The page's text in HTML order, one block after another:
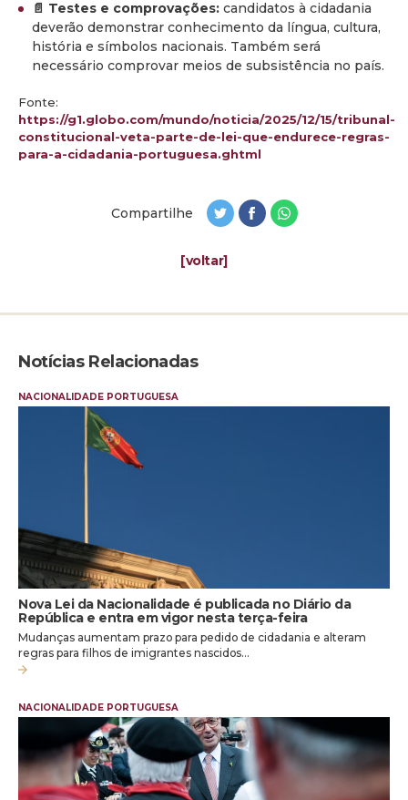
📄 Testes e comprovações: candidatos à cidadania
deverão demonstrar conhecimento da língua, cultura,
história e símbolos nacionais. Também será
necessário comprovar meios de subsistência no país.
Fonte:
https://g1.globo.com/mundo/noticia/2025/12/15/tribunal-
constitucional-veta-parte-de-lei-que-endurece-regras-
para-a-cidadania-portuguesa.ghtml
Compartilhe
[voltar]
Notícias Relacionadas
NACIONALIDADE PORTUGUESA
Nova Lei da Nacionalidade é publicada no Diário da
República e entra em vigor nesta terça-feira
Mudanças aumentam prazo para pedido de cidadania e alteram
regras para filhos de imigrantes nascidos…
NACIONALIDADE PORTUGUESA